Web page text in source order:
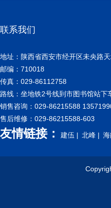
联系我们
地址：陕西省西安市经开区未央路
邮编：710018
传真：029-86112758
路线：坐地铁2号线到市图书馆站下
销售咨询：029-86215588
售后维修：029-86215588-603
友情链接： 建伍 | 北峰 |